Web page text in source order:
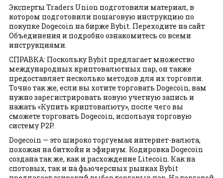
Эксперты Traders Union подготовили материал, в
котором подготовили пошаговую инструкцию по
покупке Dogecoin на бирже Bybit. Переходите на сайт
Объединения и подробно ознакомитесь со всеми
инструкциями.
СПРАВКА: Поскольку Bybit предлагает множество
международных криптовалютных пар, он также
предоставляет несколько методов для их торговли.
Точно так же, если вы хотите торговать Dogecoin, вам
нужно зарегистрировать новую учетную запись и
нажать «Купить криптовалюту», после чего вы
сможете торговать Dogecoin, используя торговую
систему P2P.
Dogecoin — это широко торгуемая интернет-валюта,
похожая на биткойн и эфириум. Кодировка Dogecoin
создана так же, как и расхождение Litecoin. Как на
спотовых, так и на фьючерсных рынках Bybit